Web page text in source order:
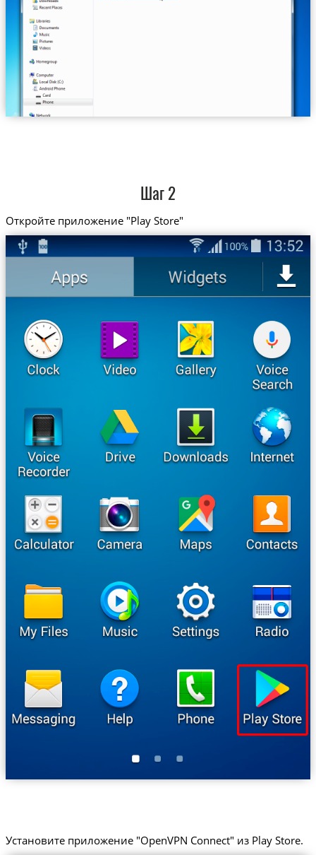
Шаг 2
Откройте приложение "Play Store"
Установите приложение "OpenVPN Connect" из Play Store.